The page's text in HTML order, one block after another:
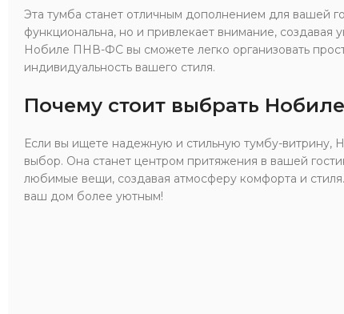
Эта тумба станет отличным дополнением для вашей
функциональна, но и привлекает внимание,
Нобиле ПНВ-ФС вы сможете легко организовать
индивидуальность вашего стиля.
Почему стоит выбрать
Если вы ищете надежную и стильную тумбу-
выбор. Она станет центром притяжения в вашей
любимые вещи, создавая атмосферу комфорта и
ваш дом более уютным!